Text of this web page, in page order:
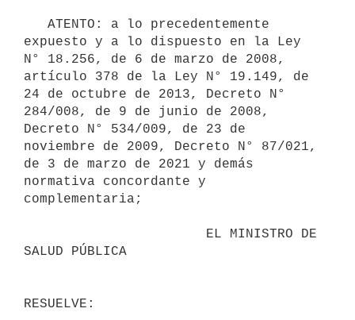
expuesto y a lo dispuesto en la Ley
N° 18.256, de 6 de marzo de 2008,
artículo 378 de la Ley N° 19.149, de
24 de octubre de 2013, Decreto N°
284/008, de 9 de junio de 2008,
Decreto N° 534/009, de 23 de
noviembre de 2009, Decreto N° 87/021,
de 3 de marzo de 2021 y demás
normativa concordante y
complementaria;
SALUD PÚBLICA